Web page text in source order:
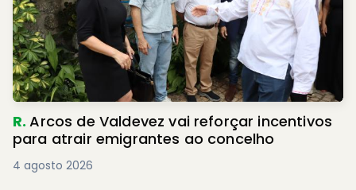
R.Arcos de Valdevez vai reforçar incentivos
para atrair emigrantes ao concelho
4 agosto 2026